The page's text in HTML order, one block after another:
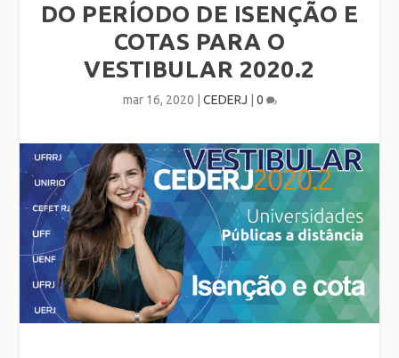
DO PERÍODO DE ISENÇÃO E
COTAS PARA O
VESTIBULAR 2020.2
mar 16, 2020 CEDERJ 0